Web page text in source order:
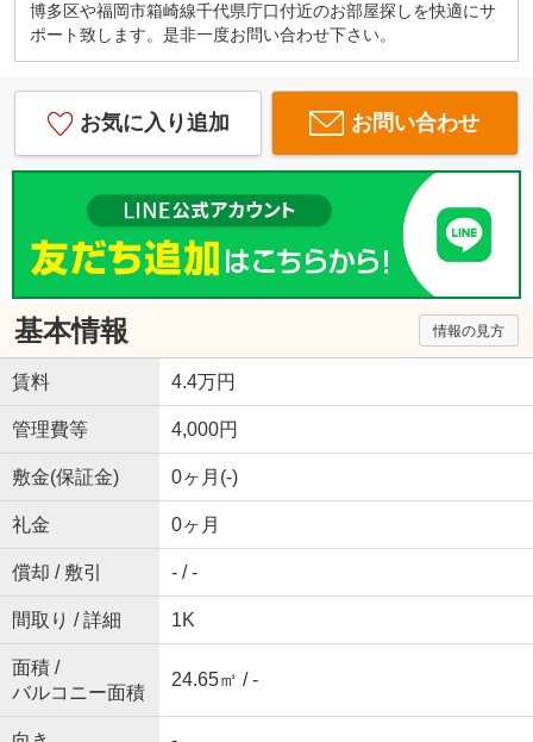
博多区や福岡市箱崎線千代県庁口付近のお部屋探しを快適にサ
ポート致します。是非一度お問い合わせ下さい。
お気に入り追加 お問い合わせ
基本情報 情報の見方
賃料 4.4万円
管理費等 4,000円
敷金(保証金) 0ヶ月(-)
礼金 0ヶ月
償却 / 敷引 - / -
間取り / 詳細 1K
面積 /
バルコニー面積
24.65㎡ / -